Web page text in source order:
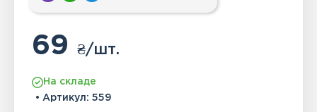
69₴/шт.
На складе
• Артикул: 559